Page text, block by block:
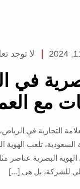
لا توجد
مع
التجارية في
السعودية، تلعب الهوية
البصرية عناصر
للشركة، بل هي […]